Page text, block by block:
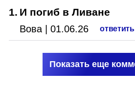
1. И погиб в Ливане
Вова 01.06.26
Показать еще